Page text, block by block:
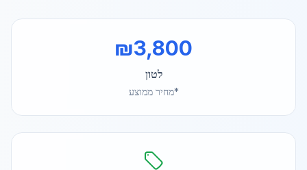
₪3,800
לטון
*מחיר ממוצע